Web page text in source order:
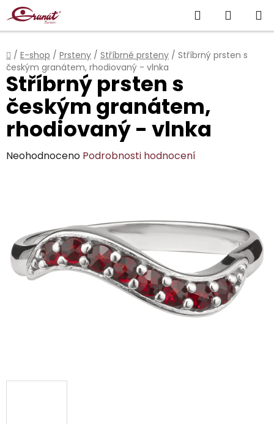
Přejít
na
obsah
Hledat
KOŠÍK
Domů
/ E-shop / Prsteny / Stříbrné prsteny / Stříbrný prsten s
českým granátem, rhodiovaný - vlnka
Stříbrný prsten s
českým granátem,
rhodiovaný - vlnka
Průměrné
5
hvězdiček.
Neohodnoceno Podrobnosti hodnocení